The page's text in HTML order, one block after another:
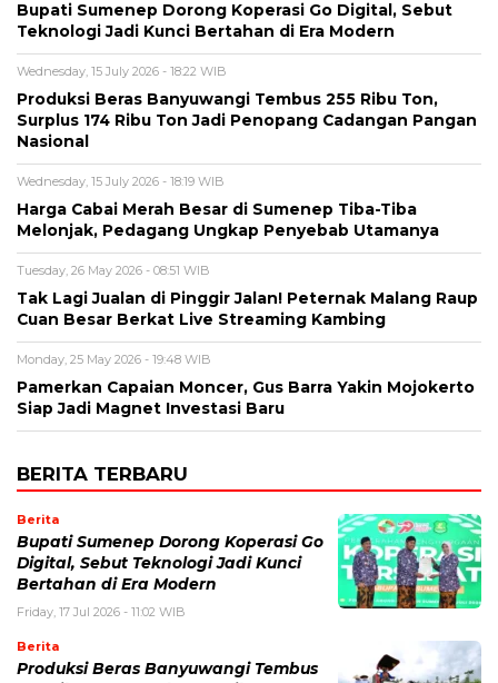
Bupati Sumenep Dorong Koperasi Go Digital, Sebut
Teknologi Jadi Kunci Bertahan di Era Modern
Wednesday, 15 July 2026 - 18:22 WIB
Produksi Beras Banyuwangi Tembus 255 Ribu Ton,
Surplus 174 Ribu Ton Jadi Penopang Cadangan Pangan
Nasional
Wednesday, 15 July 2026 - 18:19 WIB
Harga Cabai Merah Besar di Sumenep Tiba-Tiba
Melonjak, Pedagang Ungkap Penyebab Utamanya
Tuesday, 26 May 2026 - 08:51 WIB
Tak Lagi Jualan di Pinggir Jalan! Peternak Malang Raup
Cuan Besar Berkat Live Streaming Kambing
Monday, 25 May 2026 - 19:48 WIB
Pamerkan Capaian Moncer, Gus Barra Yakin Mojokerto
Siap Jadi Magnet Investasi Baru
BERITA TERBARU
Berita
Bupati Sumenep Dorong Koperasi Go
Digital, Sebut Teknologi Jadi Kunci
Bertahan di Era Modern
Friday, 17 Jul 2026 - 11:02 WIB
Berita
Produksi Beras Banyuwangi Tembus